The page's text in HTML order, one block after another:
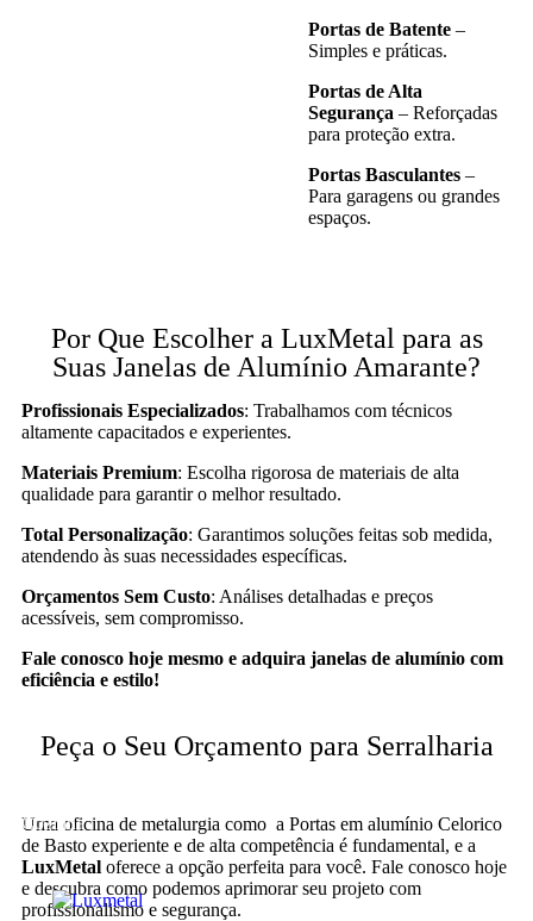
Portas de Batente –
Simples e práticas.
Portas de Alta
Segurança – Reforçadas
para proteção extra.
Portas Basculantes –
Para garagens ou grandes
espaços.
Por Que Escolher a LuxMetal para as
Suas Janelas de Alumínio Amarante?
Profissionais Especializados: Trabalhamos com técnicos
altamente capacitados e experientes.
Materiais Premium: Escolha rigorosa de materiais de alta
qualidade para garantir o melhor resultado.
Total Personalização: Garantimos soluções feitas sob medida,
atendendo às suas necessidades específicas.
Orçamentos Sem Custo: Análises detalhadas e preços
acessíveis, sem compromisso.
Fale conosco hoje mesmo e adquira janelas de alumínio com
eficiência e estilo!
Peça o Seu Orçamento para Serralharia
Uma oficina de metalurgia como ​a Portas em alumínio Celorico
de Basto experiente e de alta competência é fundamental, e a
LuxMetal oferece a opção perfeita para você. Fale conosco hoje
e descubra como podemos aprimorar seu projeto com
profissionalismo e segurança.
Cozinha